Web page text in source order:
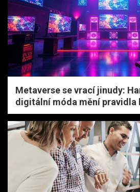
Metaverse se vrací jinudy:
digitální móda mění pravidla